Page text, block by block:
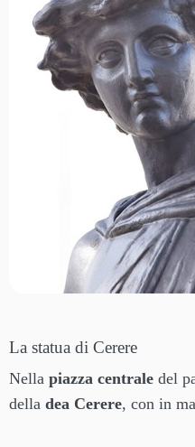
La statua di Cerere
Nella piazza centrale del
della dea Cerere, con in